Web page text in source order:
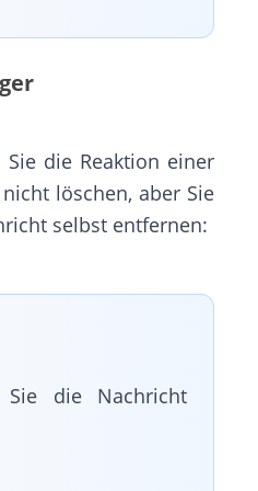
Sie die Reaktion einer
löschen, aber Sie
selbst entfernen:
Sie die Nachricht